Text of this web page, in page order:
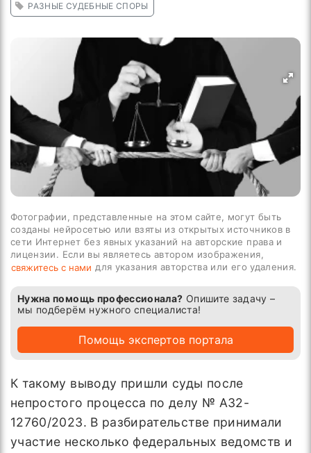
РАЗНЫЕ СУДЕБНЫЕ СПОРЫ
Фотографии, представленные на этом сайте, могут быть
созданы нейросетью или взяты из открытых источников в
сети Интернет без явных указаний на авторские права и
лицензии. Если вы являетесь автором изображения,
свяжитесь с нами для указания авторства или его удаления.
Нужна помощь профессионала? Опишите задачу –
мы подберём нужного специалиста!
Помощь экспертов портала
К такому выводу пришли суды после
непростого процесса по делу № А32-
12760/2023. В разбирательстве принимали
участие несколько федеральных ведомств и